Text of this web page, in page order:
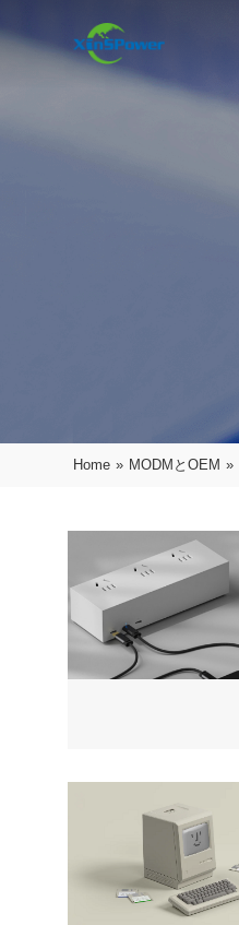
Home » MODMとOEM »